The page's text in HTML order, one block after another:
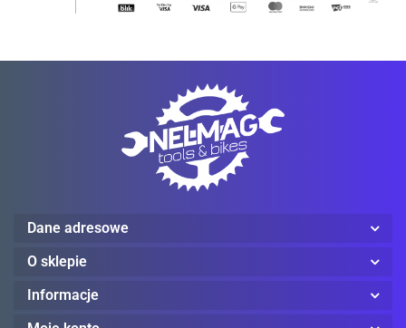
Red Wing
Dane adresowe
O sklepie
Informacje